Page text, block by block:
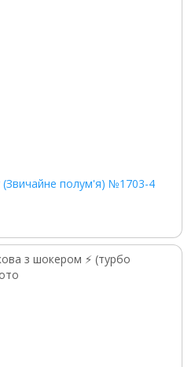
(Звичайне полум'я) №1703-4